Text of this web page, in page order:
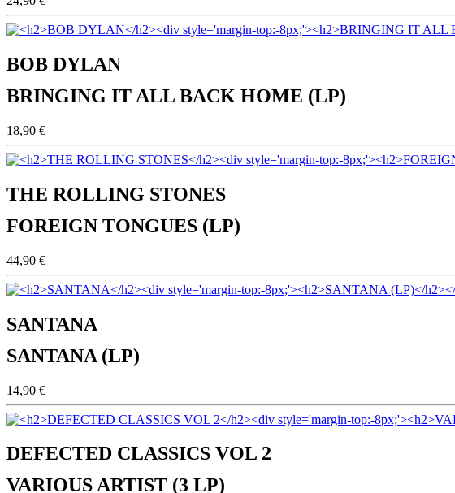
BOB DYLAN
BRINGING IT ALL BACK HOME (LP)
18,90 €
THE ROLLING STONES
FOREIGN TONGUES (LP)
44,90 €
SANTANA
SANTANA (LP)
14,90 €
DEFECTED CLASSICS VOL 2
VARIOUS ARTIST (3 LP)